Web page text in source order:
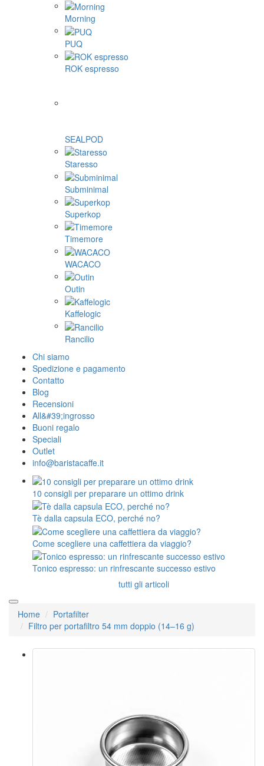
Morning
PUQ
ROK espresso
SEALPOD
Staresso
Subminimal
Superkop
Timemore
WACACO
Outin
Kaffelogic
Rancilio
Chi siamo
Spedizione e pagamento
Contatto
Blog
Recensioni
All&#39;ingrosso
Buoni regalo
Speciali
Outlet
info@baristacaffe.it
10 consigli per preparare un ottimo drink
Tè dalla capsula ECO, perché no?
Come scegliere una caffettiera da viaggio?
Tonico espresso: un rinfrescante successo estivo
tutti gli articoli
Home
Portafilter
Filtro per portafiltro 54 mm doppio (14–16 g)